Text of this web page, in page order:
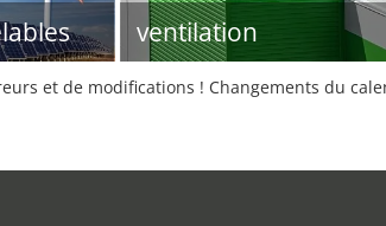
ventilation
et de modifications ! Changements du